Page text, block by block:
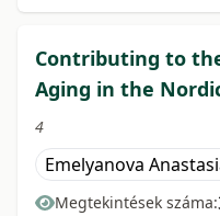
Contributing to
Aging in the
4
Emelyanova
Megtekintések száma: